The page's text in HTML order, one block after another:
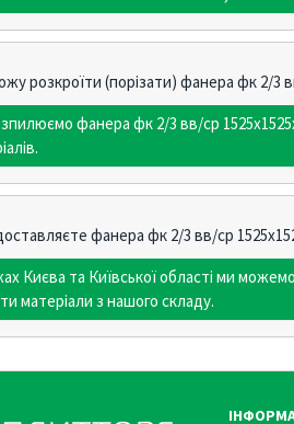
розкроїти (порізати) фанера фк 2/3
фанера фк 2/3 вв/ср
фанера фк 2/3 вв/ср
Києва та Київської області ми
матеріали з нашого складу.